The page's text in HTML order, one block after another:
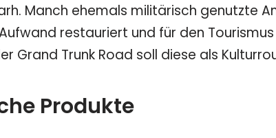
Manch ehemals militärisch genutzte
restauriert und für den
Grand Trunk Road soll diese als
Produkte